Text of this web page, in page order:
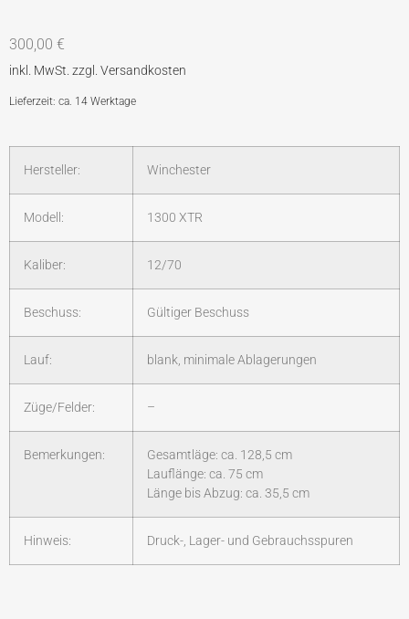
300,00 €
Lieferzeit: ca. 14 Werktage
Hersteller: Winchester
Modell: 1300 XTR
Kaliber: 12/70
Beschuss: Gültiger Beschuss
Lauf: blank, minimale Ablagerungen
Züge/Felder: –
Bemerkungen:
Gesamtläge: ca. 128,5 cm
Lauflänge: ca. 75 cm
Länge bis Abzug: ca. 35,5 cm
Hinweis: Druck-, Lager- und Gebrauchsspuren